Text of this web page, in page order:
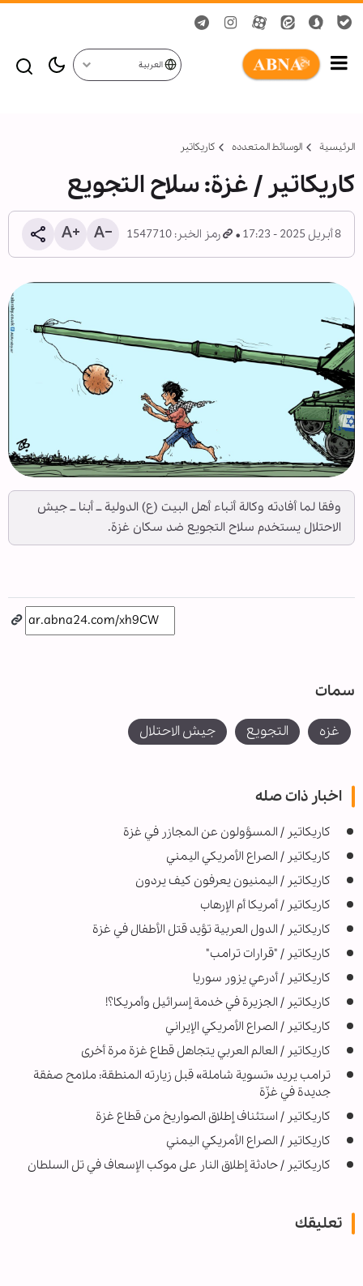
العربية
الرئيسية الوسائط المتعدده کاریکاتیر
كاريكاتير / غزة: سلاح التجويع
8 أبريل 2025 - 17:23 رمز الخبر: 1547710
وفقا لما أفادته وكالة أنباء أهل البيت (ع) الدولية ــ أبنا ــ جيش
الاحتلال يستخدم سلاح التجويع ضد سكان غزة.
سمات
غزه التجويع جيش الاحتلال
اخبار ذات صله
کاریکاتیر / المسؤولون عن المجازر في غزة
كاريكاتير / الصراع الأمريكي اليمني
کاریکاتیر / اليمنيون يعرفون كيف يردون
كاريكاتير / أمريكا أم الإرهاب
کاریکاتیر / الدول العربية تؤيد قتل الأطفال في غزة
كاريكاتير / "قرارات ترامب"
كاريكاتير / أدرعي يزور سوريا
کاریکاتیر / الجزيرة في خدمة إسرائيل وأمريكا؟!
كاريكاتير / الصراع الأمريكي الإيراني
كاريكاتير / العالم العربي يتجاهل قطاع غزة مرة أخرى
ترامب يريد «تسوية شاملة» قبل زيارته المنطقة: ملامح صفقة
جديدة في غزّة
كاريكاتير / استئناف إطلاق الصواريخ من قطاع غزة
كاريكاتير / الصراع الأمريكي اليمني
کاریکاتیر / حادثة إطلاق النار على موكب الإسعاف في تل السلطان
تعليقك